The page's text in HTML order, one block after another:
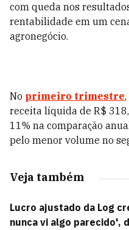
com queda nos
rentabilidade em um
agronegócio.
No primeiro trimestre
receita líquida de R$
11% na comparação
pelo menor volume no
Veja também
Lucro ajustado da Log
nunca vi algo parecido',